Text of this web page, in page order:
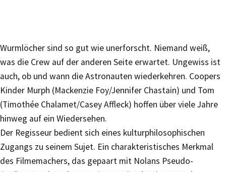
Wurmlöcher sind so gut wie unerforscht. Niemand weiß,
was die Crew auf der anderen Seite erwartet. Ungewiss ist
auch, ob und wann die Astronauten wiederkehren. Coopers
Kinder Murph (Mackenzie Foy/Jennifer Chastain) und Tom
(Timothée Chalamet/Casey Affleck) hoffen über viele Jahre
hinweg auf ein Wiedersehen.
Der Regisseur bedient sich eines kulturphilosophischen
Zugangs zu seinem Sujet. Ein charakteristisches Merkmal
des Filmemachers, das gepaart mit Nolans Pseudo-